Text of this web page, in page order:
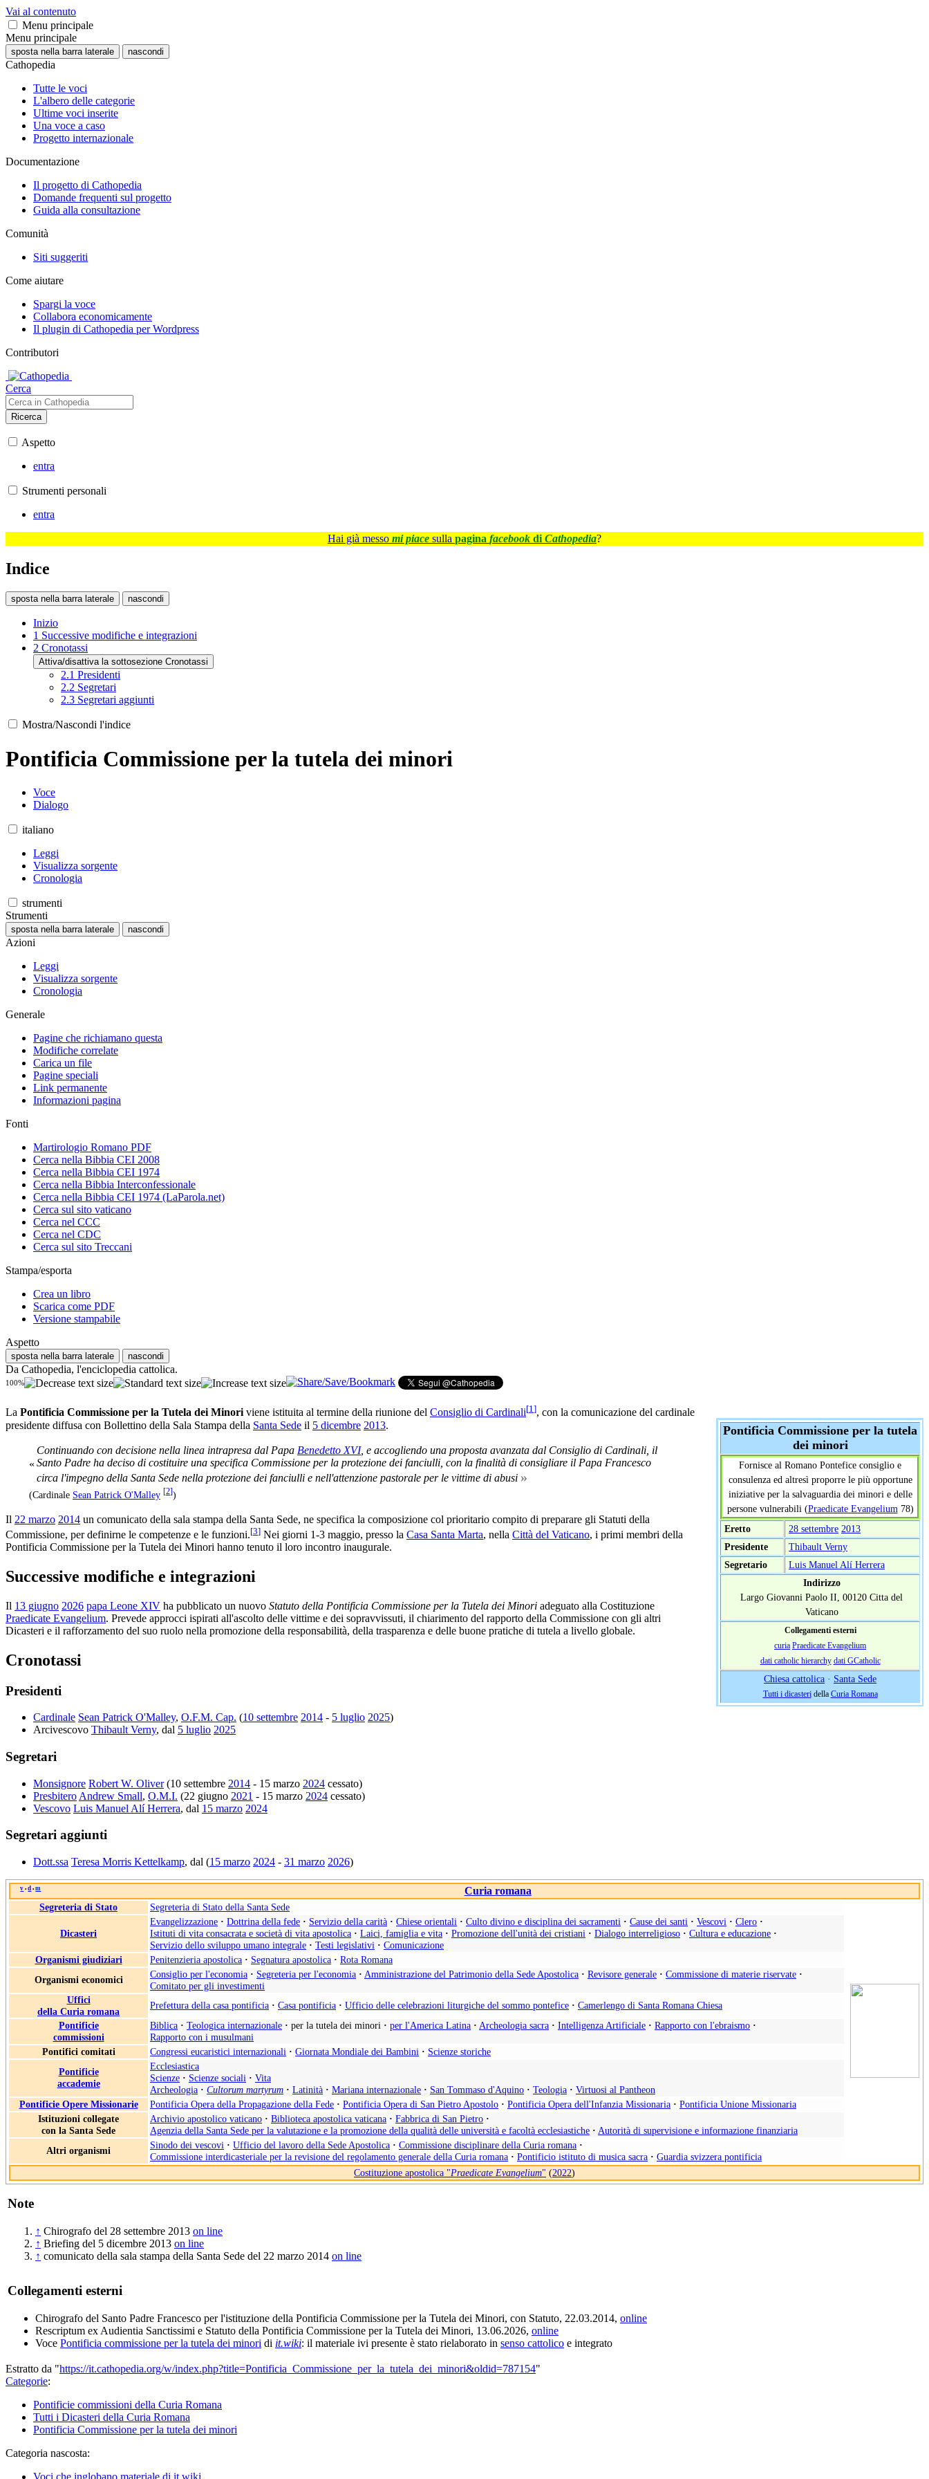
Vai al contenuto
Menu principale
Menu principale
sposta nella barra laterale nascondi
Cathopedia
Tutte le voci
L'albero delle categorie
Ultime voci inserite
Una voce a caso
Progetto internazionale
Documentazione
Il progetto di Cathopedia
Domande frequenti sul progetto
Guida alla consultazione
Comunità
Siti suggeriti
Come aiutare
Spargi la voce
Collabora economicamente
Il plugin di Cathopedia per Wordpress
Contributori
Cerca
Ricerca
Aspetto
entra
Strumenti personali
entra
Hai già messo mi piace sulla pagina facebook di Cathopedia?
Indice
sposta nella barra laterale nascondi
Inizio
1 Successive modifiche e integrazioni
2 Cronotassi
Attiva/disattiva la sottosezione Cronotassi
2.1 Presidenti
2.2 Segretari
2.3 Segretari aggiunti
Mostra/Nascondi l'indice
Pontificia Commissione per la tutela dei minori
Voce
Dialogo
italiano
Leggi
Visualizza sorgente
Cronologia
strumenti
Strumenti
sposta nella barra laterale nascondi
Azioni
Leggi
Visualizza sorgente
Cronologia
Generale
Pagine che richiamano questa
Modifiche correlate
Carica un file
Pagine speciali
Link permanente
Informazioni pagina
Fonti
Martirologio Romano PDF
Cerca nella Bibbia CEI 2008
Cerca nella Bibbia CEI 1974
Cerca nella Bibbia Interconfessionale
Cerca nella Bibbia CEI 1974 (LaParola.net)
Cerca sul sito vaticano
Cerca nel CCC
Cerca nel CDC
Cerca sul sito Treccani
Stampa/esporta
Crea un libro
Scarica come PDF
Versione stampabile
Aspetto
sposta nella barra laterale nascondi
Da Cathopedia, l'enciclopedia cattolica.
100%
Pontificia Commissione per la tutela
dei minori
Fornisce al Romano Pontefice consiglio e
consulenza ed altresì proporre le più opportune
iniziative per la salvaguardia dei minori e delle
persone vulnerabili (Praedicate Evangelium78)
Eretto
28 settembre 2013
Presidente
Thibault Verny
Segretario
Luis Manuel Alí Herrera
Indirizzo
Largo Giovanni Paolo II, 00120 Citta del
Vaticano
Collegamenti esterni
curia Praedicate Evangelium
dati catholic hierarchy dati GCatholic
Chiesa cattolica · Santa Sede
Tutti i dicasteridella Curia Romana
La Pontificia Commissione per la Tutela dei Minoriviene istituita al termine della riunione del Consiglio di Cardinali[1], con la comunicazione del cardinale
presidente diffusa con Bollettino della Sala Stampa della Santa Sede il 5 dicembre 2013.
«
Continuando con decisione nella linea intrapresa dal Papa Benedetto XVI, e accogliendo una proposta avanzata dal Consiglio di Cardinali, il
Santo Padre ha deciso di costituire una specifica Commissione per la protezione dei fanciulli, con la finalità di consigliare il Papa Francesco
circa l'impegno della Santa Sede nella protezione dei fanciulli e nell'attenzione pastorale per le vittime di abusi »
(Cardinale Sean Patrick O'Malley [2])
Il 22 marzo 2014 un comunicato della sala stampa della Santa Sede, ne specifica la composizione col prioritario compito di preparare gli Statuti della
Commissione, per definirne le competenze e le funzioni.[3] Nei giorni 1-3 maggio, presso la Casa Santa Marta, nella Città del Vaticano, i primi membri della
Pontificia Commissione per la Tutela dei Minori hanno tenuto il loro incontro inaugurale.
Successive modifiche e integrazioni
Il 13 giugno 2026 papa Leone XIV ha pubblicato un nuovo Statuto della Pontificia Commissione per la Tutela dei Minori adeguato alla Costituzione
Praedicate Evangelium. Prevede approcci ispirati all'ascolto delle vittime e dei sopravvissuti, il chiarimento del rapporto della Commissione con gli altri
Dicasteri e il rafforzamento del suo ruolo nella promozione della responsabilità, della trasparenza e delle buone pratiche di tutela a livello globale.
Cronotassi
Presidenti
Cardinale Sean Patrick O'Malley, O.F.M. Cap. (10 settembre 2014 - 5 luglio 2025)
Arcivescovo Thibault Verny, dal 5 luglio 2025
Segretari
Monsignore Robert W. Oliver(10 settembre 2014 - 15 marzo 2024 cessato)
Presbitero Andrew Small, O.M.I. (22 giugno 2021 - 15 marzo 2024 cessato)
Vescovo Luis Manuel Alí Herrera, dal 15 marzo 2024
Segretari aggiunti
Dott.ssa Teresa Morris Kettelkamp, dal (15 marzo 2024 - 31 marzo 2026)
v • d • m Curia romana
Segreteria di Stato Segreteria di Stato della Santa Sede
Dicasteri
Evangelizzazione · Dottrina della fede · Servizio della carità · Chiese orientali · Culto divino e disciplina dei sacramenti · Cause dei santi · Vescovi · Clero ·
Istituti di vita consacrata e società di vita apostolica · Laici, famiglia e vita · Promozione dell'unità dei cristiani · Dialogo interreligioso · Cultura e educazione ·
Servizio dello sviluppo umano integrale · Testi legislativi · Comunicazione
Organismi giudiziari
Penitenzieria apostolica · Segnatura apostolica · Rota Romana
Organismi economici
Consiglio per l'economia · Segreteria per l'economia · Amministrazione del Patrimonio della Sede Apostolica · Revisore generale · Commissione di materie riservate ·
Comitato per gli investimenti
Uffici
della Curia romana
Prefettura della casa pontificia · Casa pontificia · Ufficio delle celebrazioni liturgiche del sommo pontefice · Camerlengo di Santa Romana Chiesa
Pontificie
commissioni
Biblica · Teologica internazionale · per la tutela dei minori · per l'America Latina · Archeologia sacra · Intelligenza Artificiale · Rapporto con l'ebraismo ·
Rapporto con i musulmani
Pontifici comitati
Congressi eucaristici internazionali · Giornata Mondiale dei Bambini · Scienze storiche
Pontificie
accademie
Ecclesiastica
Scienze · Scienze sociali · Vita
Archeologia · Cultorum martyrum · Latinità · Mariana internazionale · San Tommaso d'Aquino · Teologia · Virtuosi al Pantheon
Pontificie Opere Missionarie
Pontificia Opera della Propagazione della Fede · Pontificia Opera di San Pietro Apostolo · Pontificia Opera dell'Infanzia Missionaria · Pontificia Unione Missionaria
Istituzioni collegate
con la Santa Sede
Archivio apostolico vaticano · Biblioteca apostolica vaticana · Fabbrica di San Pietro ·
Agenzia della Santa Sede per la valutazione e la promozione della qualità delle università e facoltà ecclesiastiche · Autorità di supervisione e informazione finanziaria
Altri organismi
Sinodo dei vescovi · Ufficio del lavoro della Sede Apostolica · Commissione disciplinare della Curia romana ·
Commissione interdicasteriale per la revisione del regolamento generale della Curia romana · Pontificio istituto di musica sacra · Guardia svizzera pontificia
Costituzione apostolica "Praedicate Evangelium" (2022)
Note
↑ Chirografo del 28 settembre 2013 on line
↑ Briefing del 5 dicembre 2013 on line
↑ comunicato della sala stampa della Santa Sede del 22 marzo 2014 on line
Collegamenti esterni
Chirografo del Santo Padre Francesco per l'istituzione della Pontificia Commissione per la Tutela dei Minori, con Statuto, 22.03.2014, online
Rescriptum ex Audientia Sanctissimi e Statuto della Pontificia Commissione per la Tutela dei Minori, 13.06.2026, online
Voce Pontificia commissione per la tutela dei minori di it.wiki: il materiale ivi presente è stato rielaborato in senso cattolico e integrato
Estratto da "https://it.cathopedia.org/w/index.php?title=Pontificia_Commissione_per_la_tutela_dei_minori&oldid=787154"
Categorie:
Pontificie commissioni della Curia Romana
Tutti i Dicasteri della Curia Romana
Pontificia Commissione per la tutela dei minori
Categoria nascosta: